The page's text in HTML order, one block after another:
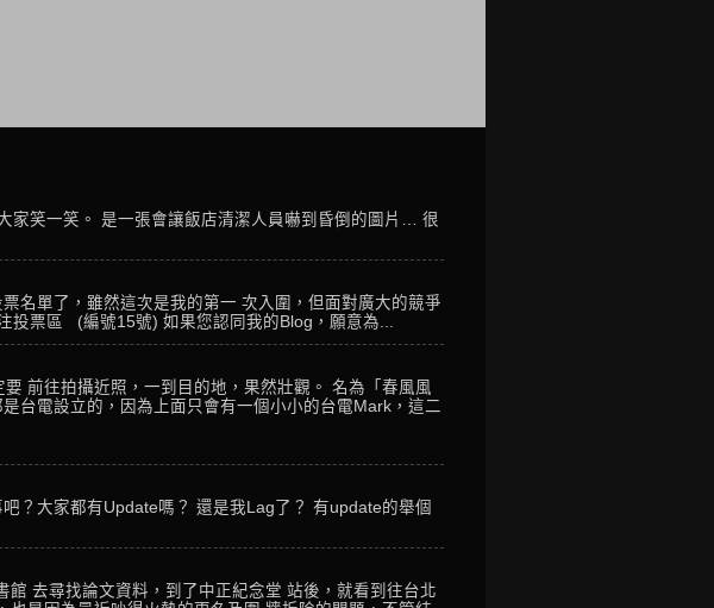
家笑一笑。 是一張會讓飯店清潔人員嚇到昏倒的圖片… 很
名單了，雖然這次是我的第一 次入圍，但面對廣大的競爭
投票區 (編號15號) 如果您認同我的Blog，願意為...
前往拍攝近照，一到目的地，果然壯觀。 名為「春風風
台電設立的，因為上面只會有一個小小的台電Mark，這二
？大家都有Update嗎？ 還是我Lag了？ 有update的舉個
去尋找論文資料，到了中正紀念堂 站後，就看到往台北